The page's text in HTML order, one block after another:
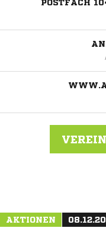
POSTFACH
AKTIONEN